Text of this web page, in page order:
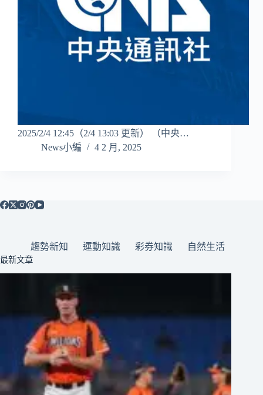
2025/2/4 12:45（2/4 13:03 更新） （中央…
News小編
4 2 月, 2025
趨勢新知 運動知識 彩券知識 自然生活
最新文章